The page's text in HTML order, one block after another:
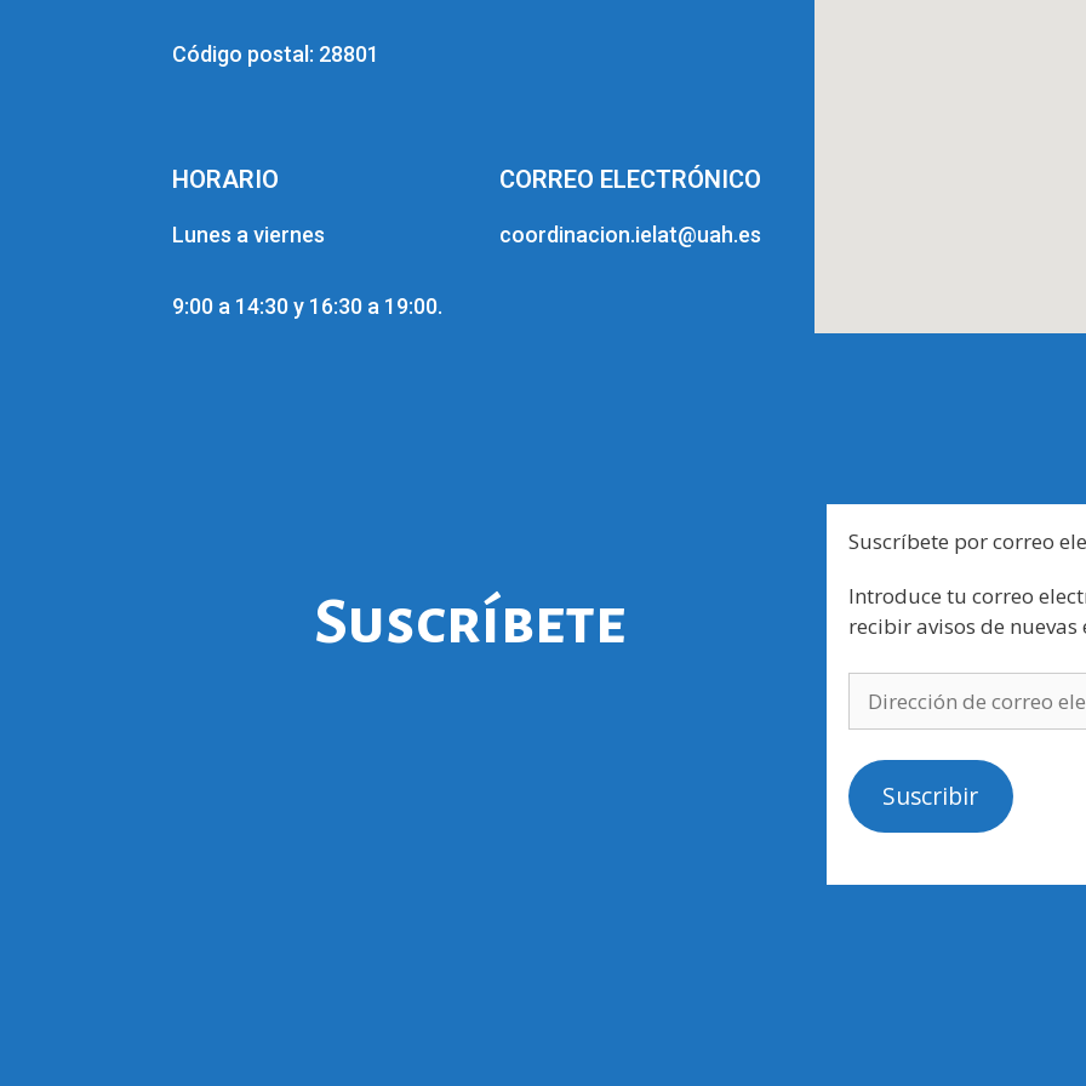
Código postal: 28801
HORARIO
Lunes a viernes
9:00 a 14:30 y 16:30 a 19:00.
CORREO ELECTRÓNICO
coordinacion.ielat@uah.es
Suscríbete
Suscríbete por correo
Introduce tu correo
recibir avisos de nuevas
Suscribir